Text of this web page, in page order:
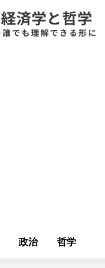
政治 哲学